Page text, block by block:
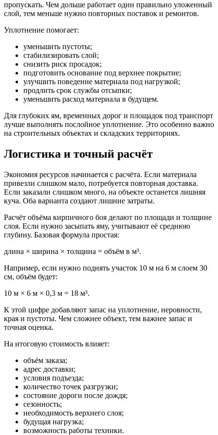
пропускать. Чем дольше работает один правильно уложенный
слой, тем меньше нужно повторных поставок и ремонтов.
Уплотнение помогает:
уменьшить пустоты;
стабилизировать слой;
снизить риск просадок;
подготовить основание под верхнее покрытие;
улучшить поведение материала под нагрузкой;
продлить срок службы отсыпки;
уменьшить расход материала в будущем.
Для глубоких ям, временных дорог и площадок под транспорт
лучше выполнять послойное уплотнение. Это особенно важно
на строительных объектах и складских территориях.
Логистика и точный расчёт
Экономия ресурсов начинается с расчёта. Если материала
привезли слишком мало, потребуется повторная доставка.
Если заказали слишком много, на объекте останется лишняя
куча. Оба варианта создают лишние затраты.
Расчёт объёма кирпичного боя делают по площади и толщине
слоя. Если нужно засыпать яму, учитывают её среднюю
глубину. Базовая формула простая:
длина × ширина × толщина = объём в м³.
Например, если нужно поднять участок 10 м на 6 м слоем 30
см, объём будет:
10 м × 6 м × 0,3 м = 18 м³.
К этой цифре добавляют запас на уплотнение, неровности,
края и пустоты. Чем сложнее объект, тем важнее запас и
точная оценка.
На итоговую стоимость влияет:
объём заказа;
адрес доставки;
условия подъезда;
количество точек разгрузки;
состояние дороги после дождя;
сезонность;
необходимость верхнего слоя;
будущая нагрузка;
возможность работы техники.